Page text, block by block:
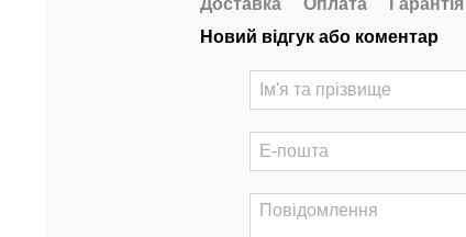
Доставка Оплата
Гарантія
Новий відгук або коментар